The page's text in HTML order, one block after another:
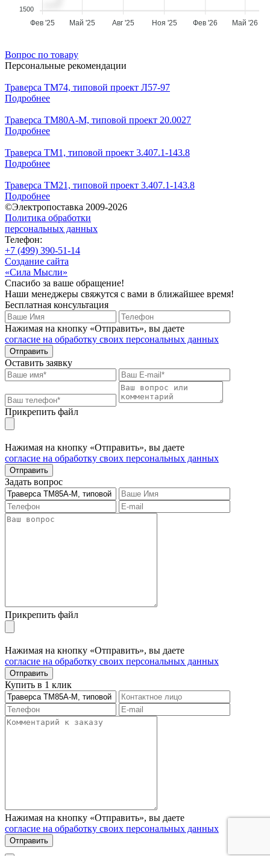
Фев '25 Май '25 Авг '25 Ноя '25 Фев '26 Май '26
1500
Вопрос по товару
Персональные рекомендации
Траверса ТМ74, типовой проект Л57-97
Подробнее
Траверса ТМ80А-М, типовой проект 20.0027
Подробнее
Траверса ТМ1, типовой проект 3.407.1-143.8
Подробнее
Траверса ТМ21, типовой проект 3.407.1-143.8
Подробнее
©Электропоставка 2009-2026
Политика обработки
персональных данных
Телефон:
+7 (499) 390-51-14
Создание сайта
«Сила Мысли»
Спасибо за ваше обращение!
Наши менеджеры свяжутся с вами в ближайшее время!
Бесплатная консультация
Нажимая на кнопку «Отправить», вы даете
согласие на обработку своих персональных данных
Отправить
Оставить заявку
Прикрепить файл
Нажимая на кнопку «Отправить», вы даете
согласие на обработку своих персональных данных
Отправить
Задать вопрос
Прикрепить файл
Нажимая на кнопку «Отправить», вы даете
согласие на обработку своих персональных данных
Отправить
Купить в 1 клик
Нажимая на кнопку «Отправить», вы даете
согласие на обработку своих персональных данных
Отправить